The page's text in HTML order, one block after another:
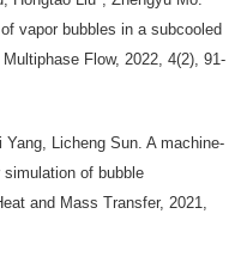
vapor bubbles in a subcooled
Flow, 2022, 4(2), 91-
Yang, Licheng Sun. A machine-
of bubble
and Mass Transfer, 2021,